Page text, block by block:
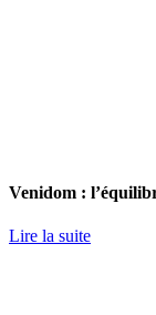
Venidom :
Lire la suite